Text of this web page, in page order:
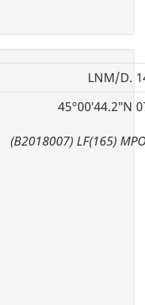
LNM/D.
45°00′44.2″N
(B2018007) LF(165)